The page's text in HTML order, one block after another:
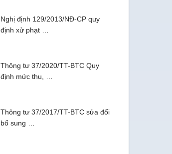
Nghị định 129/2013/NĐ-CP quy
định xử phạt …
Thông tư 37/2020/TT-BTC Quy
định mức thu, …
Thông tư 37/2017/TT-BTC sửa đổi
bổ sung …